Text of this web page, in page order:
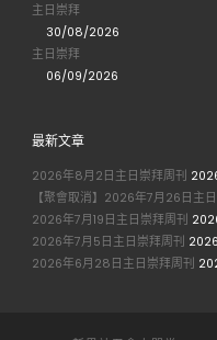
主日崇拜
30/08/2026
主日崇拜
06/09/2026
最新文章
2026年8月2日主日崇拜周刊
【聚會取消】2026年7月26日主
2026年7月19日主日崇拜周刊
2026年7月5日主日崇拜周刊
2026年6月28日主日崇拜周刊